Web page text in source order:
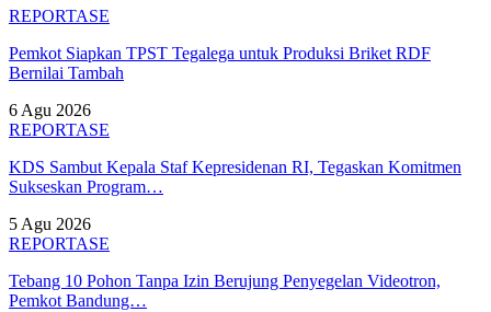
REPORTASE
Pemkot Siapkan TPST Tegalega untuk Produksi Briket RDF
Bernilai Tambah
6 Agu 2026
REPORTASE
KDS Sambut Kepala Staf Kepresidenan RI, Tegaskan Komitmen
Sukseskan Program…
5 Agu 2026
REPORTASE
Tebang 10 Pohon Tanpa Izin Berujung Penyegelan Videotron,
Pemkot Bandung…